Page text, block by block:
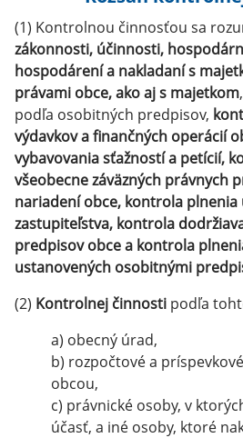
(1) Kontrolnou činnosťou sa
zákonnosti, účinnosti,
hospodárení a nakladaní s
právami obce, ako aj s majetkom
podľa osobitných predpisov,
výdavkov a finančných operácií
vybavovania sťažností a petícií,
všeobecne záväzných právnych
nariadení obce, kontrola plnenia
zastupiteľstva, kontrola
predpisov obce a kontrola
ustanovených osobitnými
(2) Kontrolnej činnosti podľa
a) obecný úrad,
b) rozpočtové a
obcou,
c) právnické osoby, v
účasť, a iné osoby, ktoré